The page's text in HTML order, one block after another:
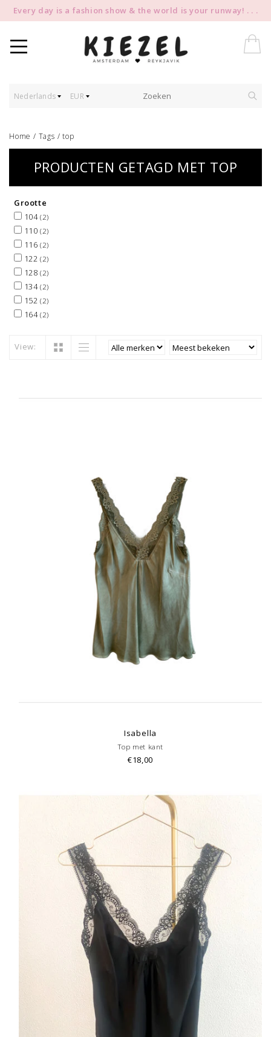
Every day is a fashion show & the world is your runway! . . .
Nederlands EUR
Home / Tags /top
PRODUCTEN GETAGD MET TOP
Grootte
104(2)
110 (2)
116 (2)
122 (2)
128 (2)
134(2)
152 (2)
164(2)
View:
Isabella
Top met kant
€18,00